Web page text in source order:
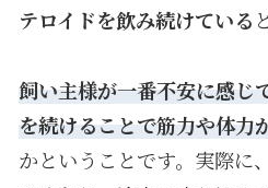
テロイドを飲み続けている
飼い主様が一番不安に感じ
を続けることで筋力や体力
かということです。実際に